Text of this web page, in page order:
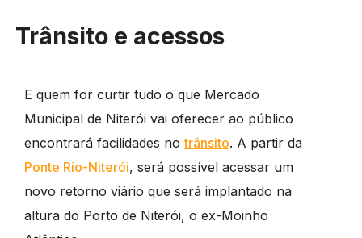
Trânsito e acessos
E quem for curtir tudo o que Mercado
Municipal de Niterói vai oferecer ao público
encontrará facilidades notrânsito. A partir da
Ponte Rio-Niterói, será possível acessar um
novo retorno viário que será implantado na
altura do Porto de Niterói, o ex-Moinho